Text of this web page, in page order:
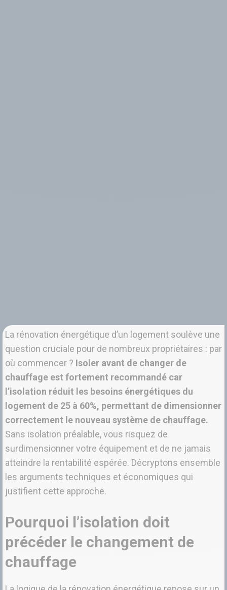
La rénovation énergétique d’un logement soulève une
question cruciale pour de nombreux propriétaires : par
où commencer ? Isoler avant de changer de
chauffage est fortement recommandé car
l’isolation réduit les besoins énergétiques du
logement de 25 à 60%, permettant de dimensionner
correctement le nouveau système de chauffage.
Sans isolation préalable, vous risquez de
surdimensionner votre équipement et de ne jamais
atteindre la rentabilité espérée. Décryptons ensemble
les arguments techniques et économiques qui
justifient cette approche.
Pourquoi l’isolation doit
précéder le changement de
chauffage